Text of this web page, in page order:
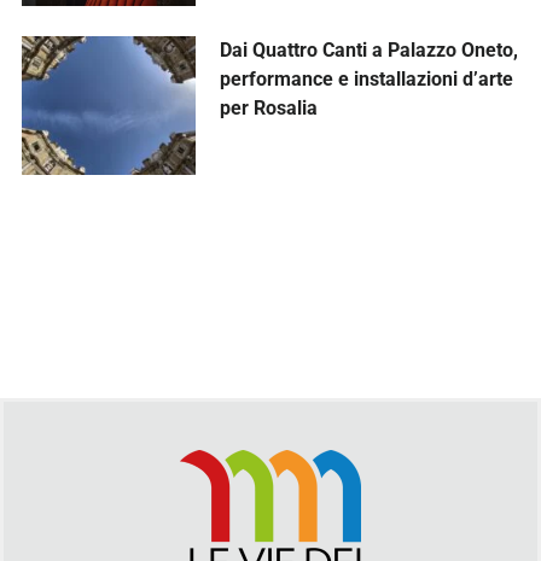
Dai Quattro Canti a Palazzo Oneto,
performance e installazioni d’arte
per Rosalia